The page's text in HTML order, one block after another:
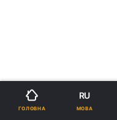
ГОЛОВНА
RU
МОВА